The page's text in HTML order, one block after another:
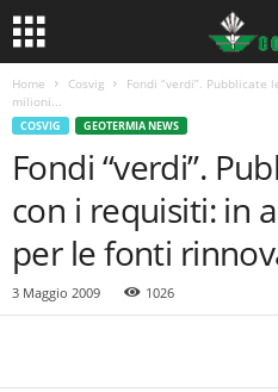
Home Cosvig
Fondi “verdi”.
milioni...
COSVIG GEOTERMIA NEWS
Fondi “verdi”.
con i requisiti: in
per le fonti
3 Maggio 2009 1026